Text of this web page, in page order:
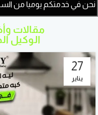
نحن في خدمتكم يوميا من
مقالات
الوكيل
27
يناير